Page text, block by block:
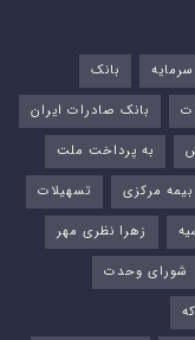
سرمایه
بانک
بانک صادرات ایران
به پرداخت ملت
بیمه مرکزی
تسهیلات
زهرا نظری مهر
شورای وحدت